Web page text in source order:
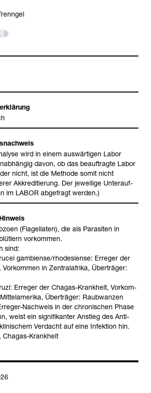
wird in einem aus­wär­ti­gen Labor
davon, ob das beauf­tragte Labor
nicht, ist die Methode somit nicht
Akkre­di­tie­rung. Der jewei­lige Unter­auf­
im LABOR abge­fragt wer­den.)
(Fla­gel­la­ten), die als Para­si­ten in
vor­kom­men.
sind:
gam­bi­ense/rho­de­si­ense: Erre­ger der
Vor­kom­men in Zen­tral­afrika, Über­trä­ger:
Erre­ger der Cha­gas-​Krank­heit, Vor­kom­
Über­trä­ger: Raub­wan­zen
​Nach­weis in der chro­ni­schen Phase
weist ein signi­fi­kan­ter Anstieg des Anti­
Ver­dacht auf eine Infek­tion hin.
Cha­gas-​Krank­heit